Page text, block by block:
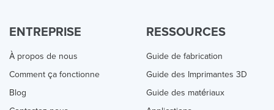
ENTREPRISE
À propos de nous
Comment ça fonctionne
Blog
RESSOURCES
Guide de fabrication
Guide des Imprimantes 3D
Guide des matériaux